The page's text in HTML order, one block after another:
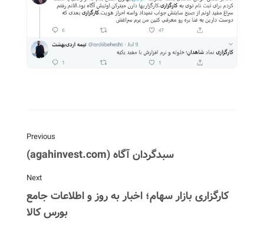
Previous
سبدگردان آگاه (agahinvest.com)
Next
کارگزاری بازار سهام؛ اخبار به روز و اطلاعات جامع
بورس کالا